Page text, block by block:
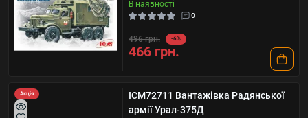
В наявності
0
496 грн. -6%
466 грн.
Акція
ICM72711 Вантажівка Радянської
армії Урал-375Д